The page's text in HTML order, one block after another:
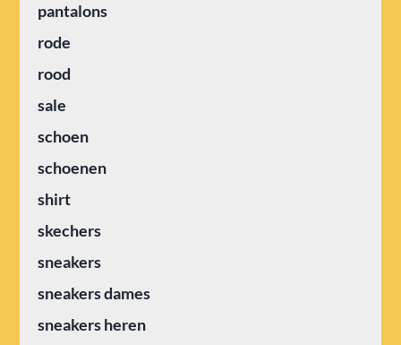
pantalons
rode
rood
sale
schoen
schoenen
shirt
skechers
sneakers
sneakers dames
sneakers heren